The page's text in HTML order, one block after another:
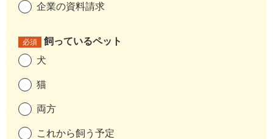
企業の資料請求
必須
飼っているペット
犬
猫
両方
これから飼う予定